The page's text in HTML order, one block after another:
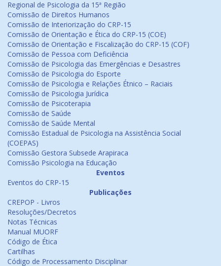
Regional de Psicologia da 15ª Região
Comissão de Direitos Humanos
Comissão de Interiorização do CRP-15
Comissão de Orientação e Ética do CRP-15 (COE)
Comissão de Orientação e Fiscalização do CRP-15 (COF)
Comissão de Pessoa com Deficiência
Comissão de Psicologia das Emergências e Desastres
Comissão de Psicologia do Esporte
Comissão de Psicologia e Relações Étnico – Raciais
Comissão de Psicologia Jurídica
Comissão de Psicoterapia
Comissão de Saúde
Comissão de Saúde Mental
Comissão Estadual de Psicologia na Assistência Social
(COEPAS)
Comissão Gestora Subsede Arapiraca
Comissão Psicologia na Educação
Eventos
Eventos do CRP-15
Publicações
CREPOP - Livros
Resoluções/Decretos
Notas Técnicas
Manual MUORF
Código de Ética
Cartilhas
Código de Processamento Disciplinar